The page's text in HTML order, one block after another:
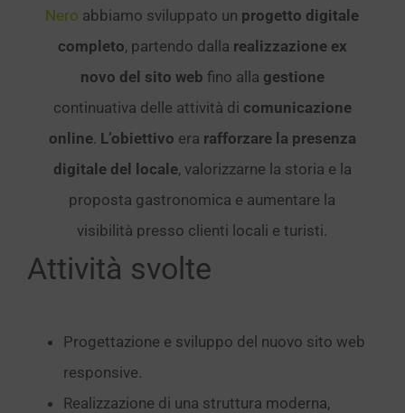
Nero abbiamo sviluppato un progetto digitale
completo, partendo dalla realizzazione ex
novo del sito web fino alla gestione
continuativa delle attività di comunicazione
online. L’obiettivo era rafforzare la presenza
digitale del locale, valorizzarne la storia e la
proposta gastronomica e aumentare la
visibilità presso clienti locali e turisti.
Attività svolte
Progettazione e sviluppo del nuovo sito web
responsive.
Realizzazione di una struttura moderna,